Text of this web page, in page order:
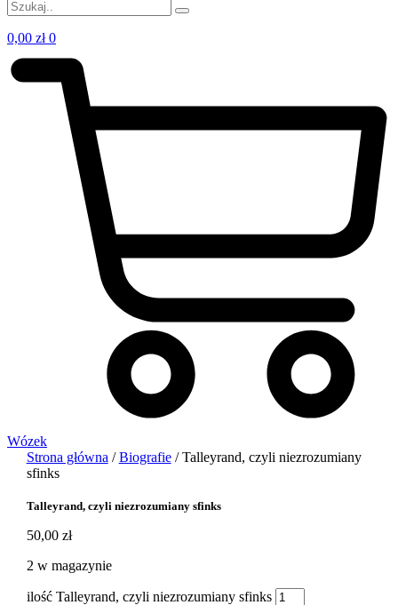
0,00 zł 0
Wózek
Strona główna /Biografie/ Talleyrand, czyli niezrozumiany
sfinks
Talleyrand, czyli niezrozumiany sfinks
50,00 zł
2 w magazynie
ilość Talleyrand, czyli niezrozumiany sfinks